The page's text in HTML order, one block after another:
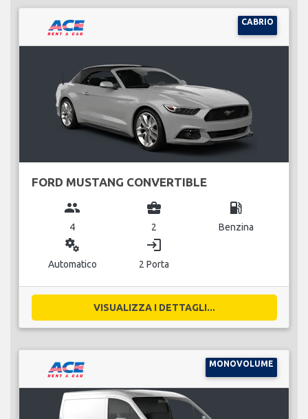
CABRIO
FORD MUSTANG CONVERTIBLE
group
4
business_center
2
local_gas_station
Benzina
miscellaneous_services
Automatico
login
2 Porta
VISUALIZZA I DETTAGLI...
MONOVOLUME